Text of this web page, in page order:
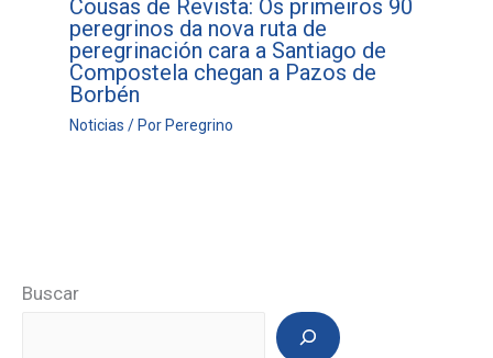
Cousas de Revista: Os primeiros 90
peregrinos da nova ruta de
peregrinación cara a Santiago de
Compostela chegan a Pazos de
Borbén
Noticias / Por Peregrino
Buscar